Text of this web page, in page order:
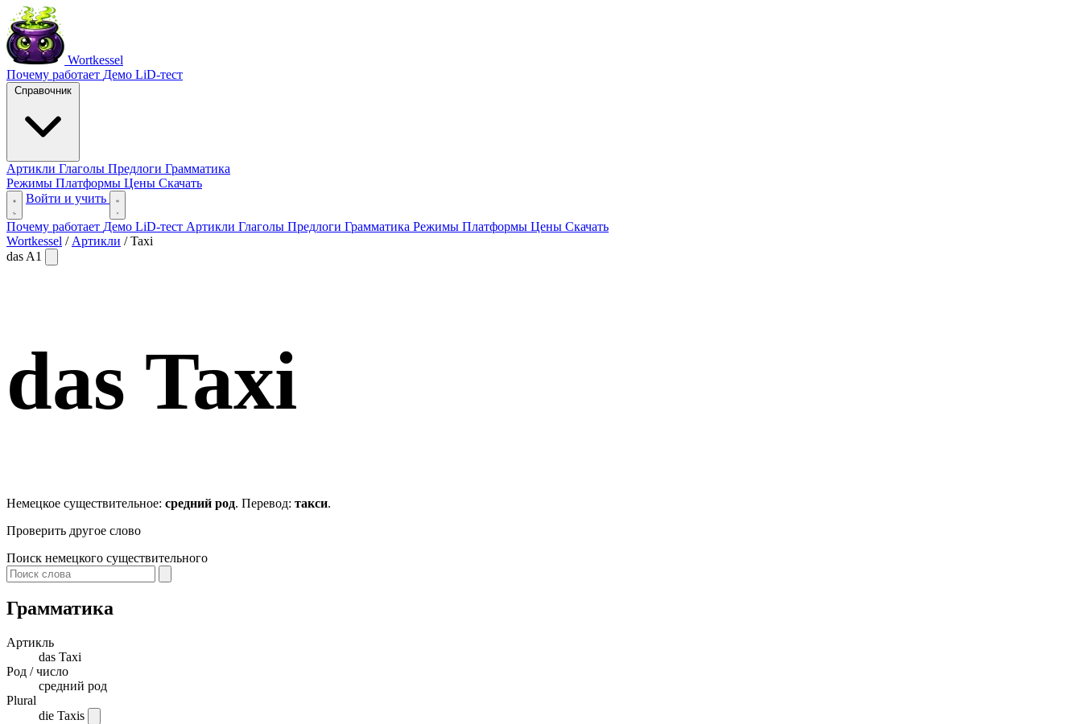
Wortkessel
Почему работает Демо LiD-тест
Справочник
Артикли Глаголы Предлоги Грамматика
Режимы Платформы Цены Скачать
Войти и учить
Почему работает Демо LiD-тест Артикли Глаголы Предлоги Грамматика Режимы Платформы Цены Скачать
Wortkessel / Артикли / Taxi
das A1
das Taxi
Немецкое существительное: средний род. Перевод: такси.
Проверить другое слово
Поиск немецкого существительного
Грамматика
Артикль
das Taxi
Род / число
средний род
Plural
die Taxis